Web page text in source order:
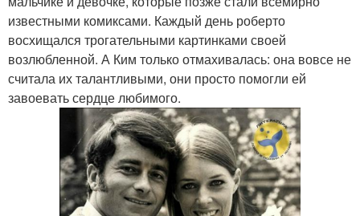
известными комиксами. Каждый день роберто
восхищался трогательными картинками своей
возлюбленной. А Ким только отмахивалась: она вовсе не
считала их талантливыми, они просто помогли ей
завоевать сердце любимого.